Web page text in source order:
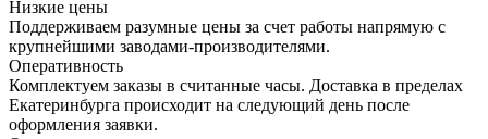
Низкие цены
Поддерживаем разумные цены за счет работы напрямую с
крупнейшими заводами-производителями.
Оперативность
Комплектуем заказы в считанные часы. Доставка в пределах
Екатеринбурга происходит на следующий день после
оформления заявки.